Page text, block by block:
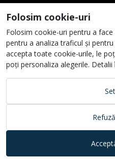
Urmați-ne
© 2026 Vikart.
Folosim cookie-uri
Folosim cookie-uri pentru a
pentru a analiza traficul și
accepta toate cookie-urile, le
poți personaliza alegerile. Detalii